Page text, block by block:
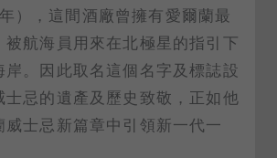
），這間酒廠曾擁有愛爾蘭最
被航海員用來在北極星的指引下
岸。因此取名這個名字及標誌設
士忌的遺產及歷史致敬，正如他
士忌新篇章中引領新一代一